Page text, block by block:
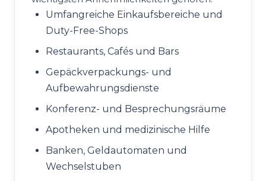
Umfangreiche Einkaufsbereiche und
Duty-Free-Shops
Restaurants, Cafés und Bars
Gepäckverpackungs- und
Aufbewahrungsdienste
Konferenz- und Besprechungsräume
Apotheken und medizinische Hilfe
Banken, Geldautomaten und
Wechselstuben